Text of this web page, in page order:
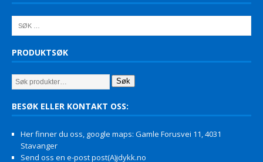
PRODUKTSØK
Søk
BESØK ELLER KONTAKT OSS:
Her finner du oss, google maps: Gamle Forusvei 11, 4031
Stavanger
Send oss en e-post post(A)jdykk.no